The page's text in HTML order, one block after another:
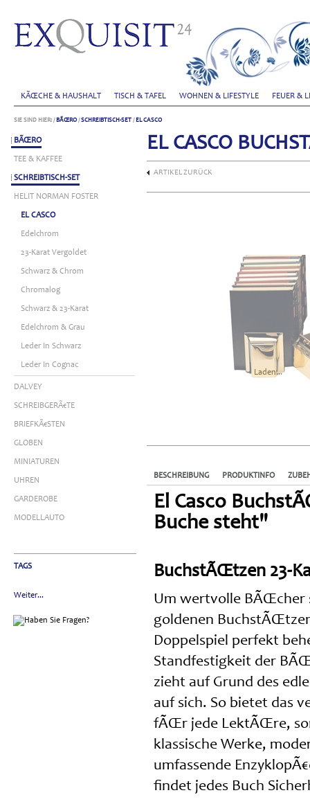
KÃŒCHE & HAUSHALT TISCH & TAFEL WOHNEN & LIFESTYLE FEUER &
SIE SIND HIER: / BÃŒRO/SCHREIBTISCH-SET / EL CASCO
BÃŒRO
TEE & KAFFEE
SCHREIBTISCH-SET
HELIT NORMAN FOSTER
EL CASCO
Edelchrom
23-Karat Vergoldet
Schwarz & Chrom
Chromalog
Schwarz & 23-Karat
Edelchrom & Grau
Leder In Schwarz
Leder In Cognac
DALVEY
SCHREIBGERÃ€TE
BRIEFKÃ€STEN
GLOBEN
MINIATUREN
UHREN
GARDEROBE
MODELLAUTO
TAGS
Weiter...
EL CASCO
ARTIKEL ZURÜCK
Laden...
BESCHREIBUNG PRODUKTINFO
El Casco
Buche steht"
BuchstÃŒtzen 23-
Um wertvolle BÃŒcher
goldenen
Doppelspiel perfekt
Standfestigkeit der
zieht auf Grund des
auf sich. So bietet das
fÃŒr jede LektÃŒre,
klassische Werke,
umfassende
findet jedes Buch